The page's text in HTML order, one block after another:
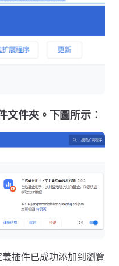
文件夾。下圖所示：
插件已成功添加到瀏覽